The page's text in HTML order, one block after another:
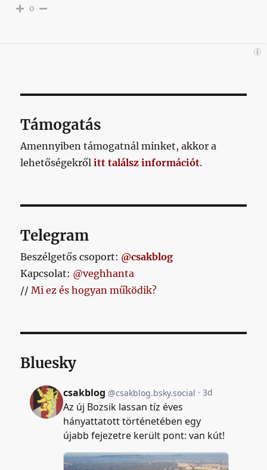
0
Támogatás
Amennyiben támogatnál minket, akkor a
lehetőségekrőlitt találsz információt.
Telegram
Beszélgetős csoport: @csakblog
Kapcsolat: @veghhanta
//Mi ez és hogyan működik?
Bluesky